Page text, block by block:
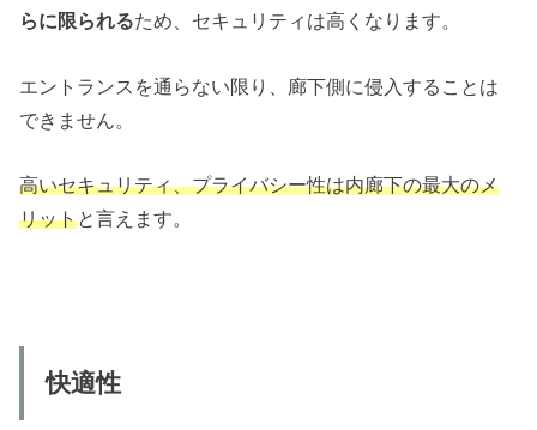
らに限られるため、セキュリティは高くなります。
エントランスを通らない限り、廊下側に侵入することは
できません。
高いセキュリティ、プライバシー性は内廊下の最大のメ
リットと言えます。
快適性